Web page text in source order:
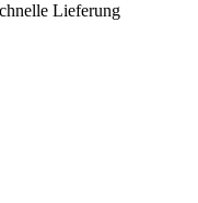
Lieferung